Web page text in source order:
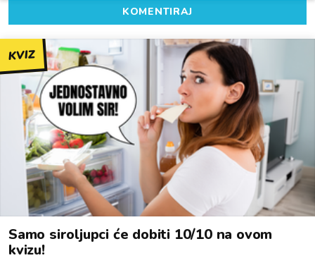
KOMENTIRAJ
KVIZ
Samo siroljupci će dobiti 10/10 na ovom
kvizu!